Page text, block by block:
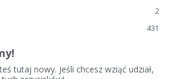
2
431
tutaj nowy. Jeśli chcesz wziąć udział,